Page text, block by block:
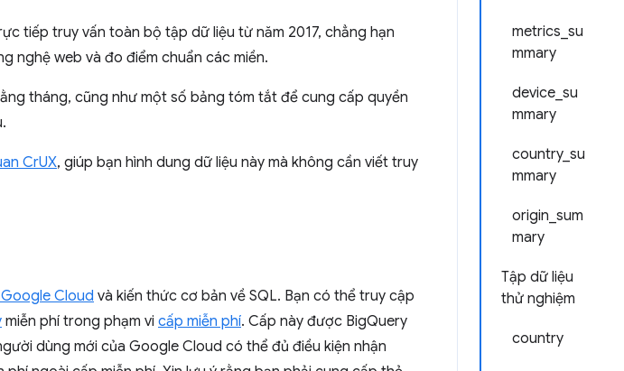
metrics_su
mmary
device_su
mmary
country_su
mmary
origin_sum
mary
Tập dữ liệu
thử nghiệm
country
tiếp truy vấn toàn bộ tập dữ liệu từ năm 2017, chẳng hạn
nghệ web và đo điểm chuẩn các miền.
tháng, cũng như một số bảng tóm tắt để cung cấp quyền
CrUX, giúp bạn hình dung dữ liệu này mà không cần viết truy
Cloud và kiến thức cơ bản về SQL. Bạn có thể truy cập
miễn phí trong phạm vi cấp miễn phí. Cấp này được BigQuery
dùng mới của Google Cloud có thể đủ điều kiện nhận